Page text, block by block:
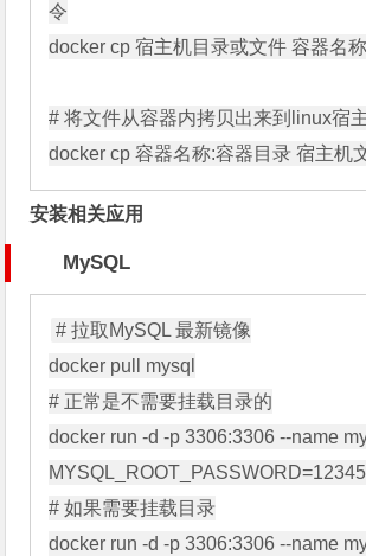
令
docker cp 宿主机目录或文件 容器名
# 将文件从容器内拷贝出来到linux宿
安装相关应用
MySQL
# 拉取MySQL 最新镜像
docker pull mysql
# 正常是不需要挂载目录的
docker run -d -p 3306:3306 --name
# 如果需要挂载目录
docker run -d -p 3306:3306 --name